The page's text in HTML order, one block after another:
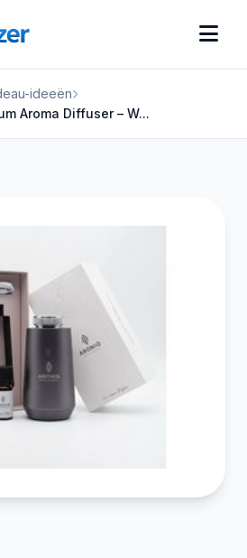
ideeën
Aroma Diffuser – W...